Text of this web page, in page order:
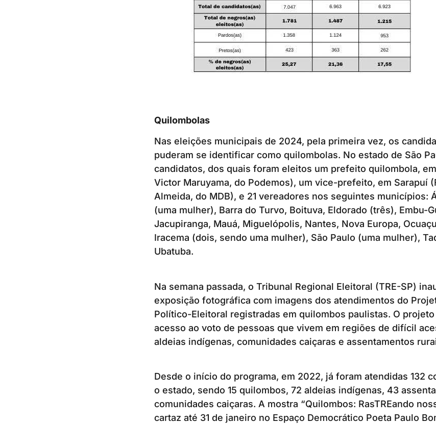
Quilombolas
Nas eleições municipais de 2024, pela primeira vez, os
puderam se identificar como quilombolas. No estado de São
candidatos, dos quais foram eleitos um prefeito quilombola,
Victor Maruyama, do Podemos), um vice-prefeito, em Sarapuí
Almeida, do MDB), e 21 vereadores nos seguintes municípios:
(uma mulher), Barra do Turvo, Boituva, Eldorado (três), Embu-
Jacupiranga, Mauá, Miguelópolis, Nantes, Nova Europa,
Iracema (dois, sendo uma mulher), São Paulo (uma mulher),
Ubatuba.
Na semana passada, o Tribunal Regional Eleitoral (TRE-SP)
exposição fotográfica com imagens dos atendimentos do
Político-Eleitoral registradas em quilombos paulistas. O
acesso ao voto de pessoas que vivem em regiões de difícil
aldeias indígenas, comunidades caiçaras e assentamentos
Desde o início do programa, em 2022, já foram atendidas 132
o estado, sendo 15 quilombos, 72 aldeias indígenas, 43
comunidades caiçaras. A mostra “Quilombos: RasTREando
cartaz até 31 de janeiro no Espaço Democrático Poeta Paulo